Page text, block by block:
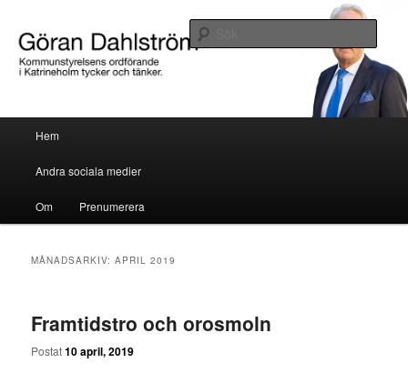
Göran Dahlström
Göran Dahlström, kommunstyrelsens ordförande i Katrineholm tycker och
Hoppa till huvudinnehåll
Hoppa till sekundärt innehåll
Hem
Andra sociala medier
Om Prenumerera
MÅNADSARKIV:APRIL 2019
Framtidstro och orosmoln
Postat10 april, 2019